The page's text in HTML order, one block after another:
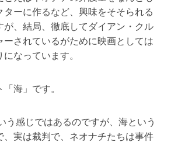
ターに作るなど、興味をそそられる
が、結局、徹底してダイアン・クル
ーされているがために映画としては
なっています。
海」です。
う感じではあるのですが、海という
、実は裁判で、ネオナチたちは事件